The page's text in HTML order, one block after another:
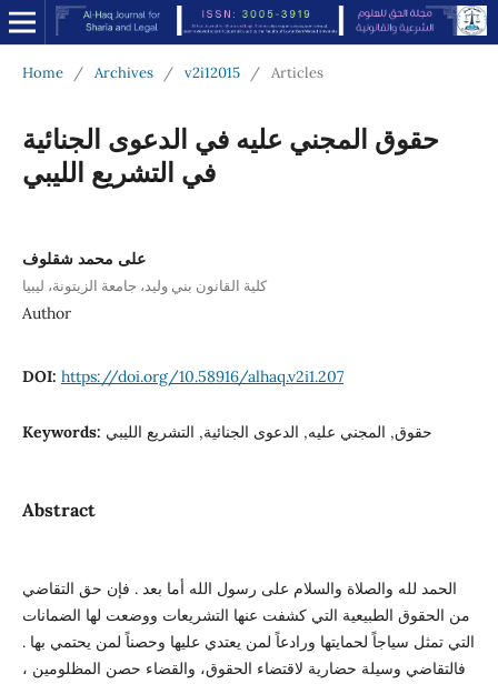
Home / Archives / v2i12015 / Articles
حقوق المجني عليه في الدعوى الجنائية
في التشريع الليبي
على محمد شقلوف
كلية القانون بني وليد، جامعة الزيتونة، ليبيا
Author
DOI: https://doi.org/10.58916/alhaq.v2i1.207
Keywords: حقوق, المجني عليه, الدعوى الجنائية, التشريع الليبي
Abstract
الحمد لله والصلاة والسلام على رسول الله أما بعد . فإن حق التقاضي
من الحقوق الطبيعية التي كشفت عنها التشريعات ووضعت لها الضمانات
التي تمثل سياجاً لحمايتها ورادعاً لمن يعتدي عليها وحصناً لمن يحتمي بها .
فالتقاضي وسيلة حضارية لاقتضاء الحقوق، والقضاء حصن المظلومين ،